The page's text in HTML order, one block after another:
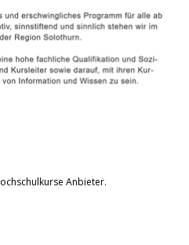
Anbieter.